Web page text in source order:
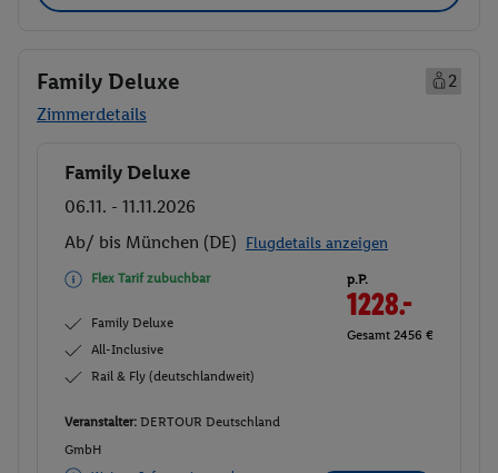
Family Deluxe
2
Zimmerdetails
Buchen
Family Deluxe
06.11. - 11.11.2026
Ab/ bis München (DE) Flugdetails anzeigen
Flex Tarif zubuchbar
Family Deluxe
All-Inclusive
Rail & Fly (deutschlandweit)
p.P.
1228.-
Gesamt 2456 €
Veranstalter: DERTOUR Deutschland
GmbH